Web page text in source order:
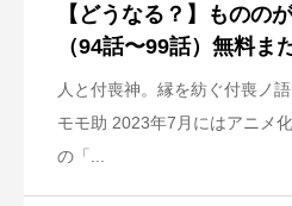
【どうなる？】ものの
（94話〜99話）無料ま
人と付喪神。縁を紡ぐ付喪ノ
モモ助 2023年7月にはアニメ
の「...